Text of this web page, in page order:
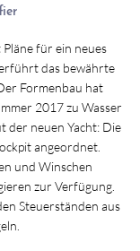
für ein neues
das bewährte
Formenbau hat
2017 zu Wasser
der neuen Yacht: Die
angeordnet.
und Winschen
zur Verfügung.
Steuerständen aus